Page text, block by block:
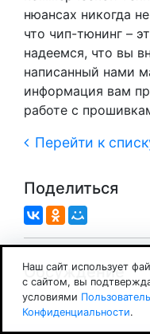
нюансах никогда
что чип-тюнинг –
надеемся, что вы
написанный нами
информация вам
работе с
Перейти к
Поделиться
Обсуждение
Наш сайт использует
с сайтом, вы
условиями
Конфиденциальности.